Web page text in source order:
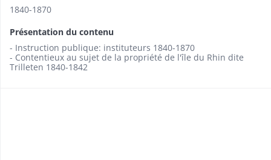
1840-1870
Présentation du contenu
- Instruction publique: instituteurs 1840-1870
- Contentieux au sujet de la propriété de l'île du Rhin dite
Trilleten 1840-1842